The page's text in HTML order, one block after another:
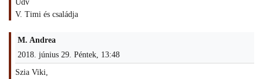
Üdv
V. Timi és családja
M. Andrea
2018. június 29. Péntek, 13:48
Szia Viki,